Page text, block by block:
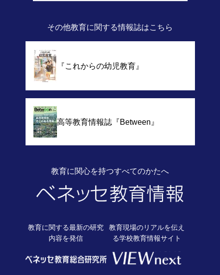
その他教育に関する情報誌はこちら
『これからの幼児教育』
高等教育情報誌『Between』
教育に関心を持つすべてのかたへ
教育に関する最新の研究
内容を発信
教育現場のリアルを伝え
る学校教育情報サイト